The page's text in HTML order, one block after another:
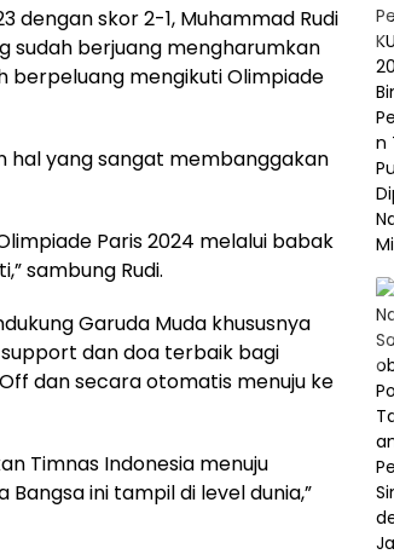
dengan skor 2-1, Muhammad Rudi
sudah berjuang mengharumkan
berpeluang mengikuti Olimpiade
hal yang sangat membanggakan
Paris 2024 melalui babak
sambung Rudi.
Garuda Muda khususnya
dan doa terbaik bagi
dan secara otomatis menuju ke
Timnas Indonesia menuju
ini tampil di level dunia,”